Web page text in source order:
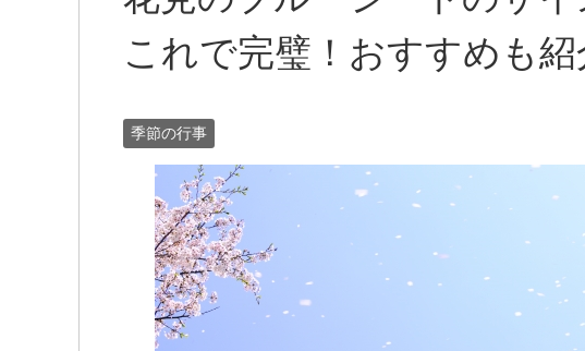
これで完璧！おすすめも紹
季節の行事